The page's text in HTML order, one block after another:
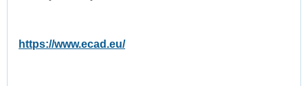
https://www.ecad.eu/